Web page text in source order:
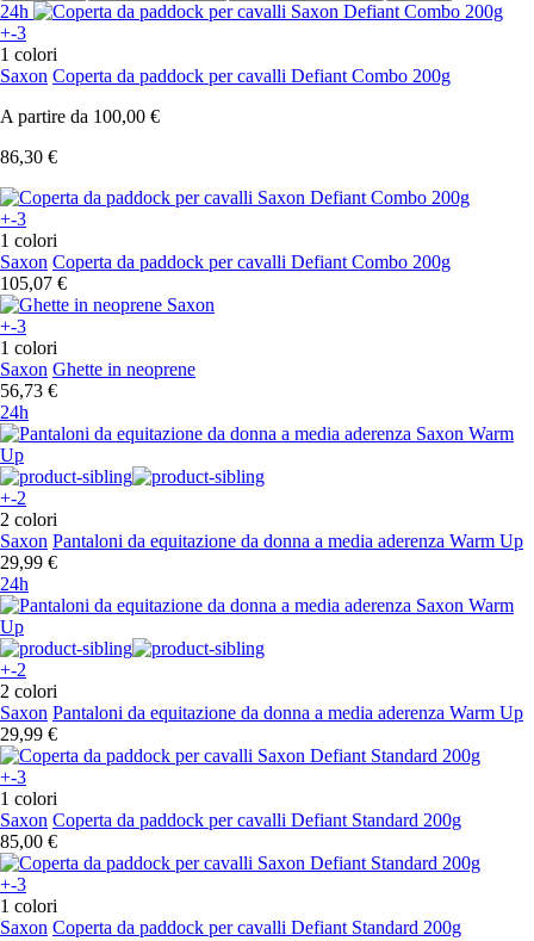
24h
+-3
1 colori
Saxon Coperta da paddock per cavalli Defiant Combo 200g
A partire da 100,00 €
86,30 €
+-3
1 colori
Saxon Coperta da paddock per cavalli Defiant Combo 200g
105,07 €
+-3
1 colori
Saxon Ghette in neoprene
56,73 €
24h
+-2
2 colori
Saxon Pantaloni da equitazione da donna a media aderenza Warm Up
29,99 €
24h
+-2
2 colori
Saxon Pantaloni da equitazione da donna a media aderenza Warm Up
29,99 €
+-3
1 colori
Saxon Coperta da paddock per cavalli Defiant Standard 200g
85,00 €
+-3
1 colori
Saxon Coperta da paddock per cavalli Defiant Standard 200g